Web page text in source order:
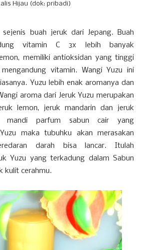
Hijau (dok: pribadi)
sejenis buah jeruk dari Jepang. Buah
vitamin C 3x lebih banyak
memiliki antioksidan yang tinggi
vitamin. Wangi Yuzu ini
Yuzu lebih enak aromanya dan
aroma dari Jeruk Yuzu merupakan
lemon, jeruk mandarin dan jeruk
mandi parfum sabun cair yang
maka tubuhku akan merasakan
darah bisa lancar. Itulah
Yuzu yang terkadung dalam Sabun
kulit cerahmu.